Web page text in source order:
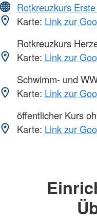
Rotkreuzkurs
Karte: Link zur
Rotkreuzkurs
Karte: Link zur
Schwimm- und
Karte: Link zur
öffentlicher Kurs
Karte: Link zur